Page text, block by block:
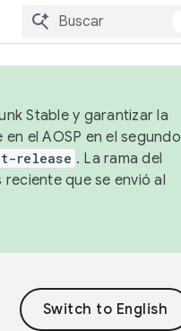
Stable y garantizar la
el AOSP en el segundo
release . La rama del
que se envió al